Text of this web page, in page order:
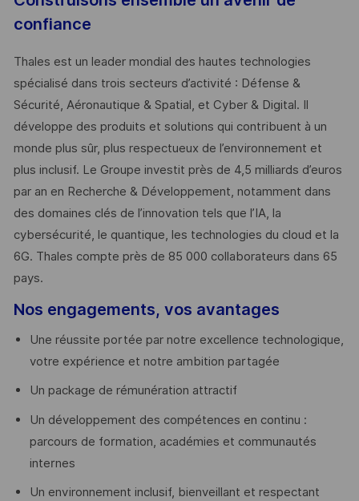
confiance
Thales est un leader mondial des hautes technologies
spécialisé dans trois secteurs d’activité : Défense &
Sécurité, Aéronautique & Spatial, et Cyber & Digital. Il
développe des produits et solutions qui contribuent à un
monde plus sûr, plus respectueux de l’environnement et
plus inclusif. Le Groupe investit près de 4,5 milliards d’euros
par an en Recherche & Développement, notamment dans
des domaines clés de l’innovation tels que l’IA, la
cybersécurité, le quantique, les technologies du cloud et la
6G. Thales compte près de 85 000 collaborateurs dans 65
pays. ​
Nos engagements, vos avantages
Une réussite portée par notre excellence technologique,
votre expérience et notre ambition partagée
Un package de rémunération attractif
Un développement des compétences en continu :
parcours de formation, académies et communautés
internes
Un environnement inclusif, bienveillant et respectant